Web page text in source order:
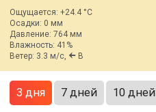
Ощущается: +24.4 °C
Осадки: 0 мм
Давление: 764 мм
Влажность: 41%
Ветер: 3.3 м/с,
В
3 дня 7 дней 10 дней